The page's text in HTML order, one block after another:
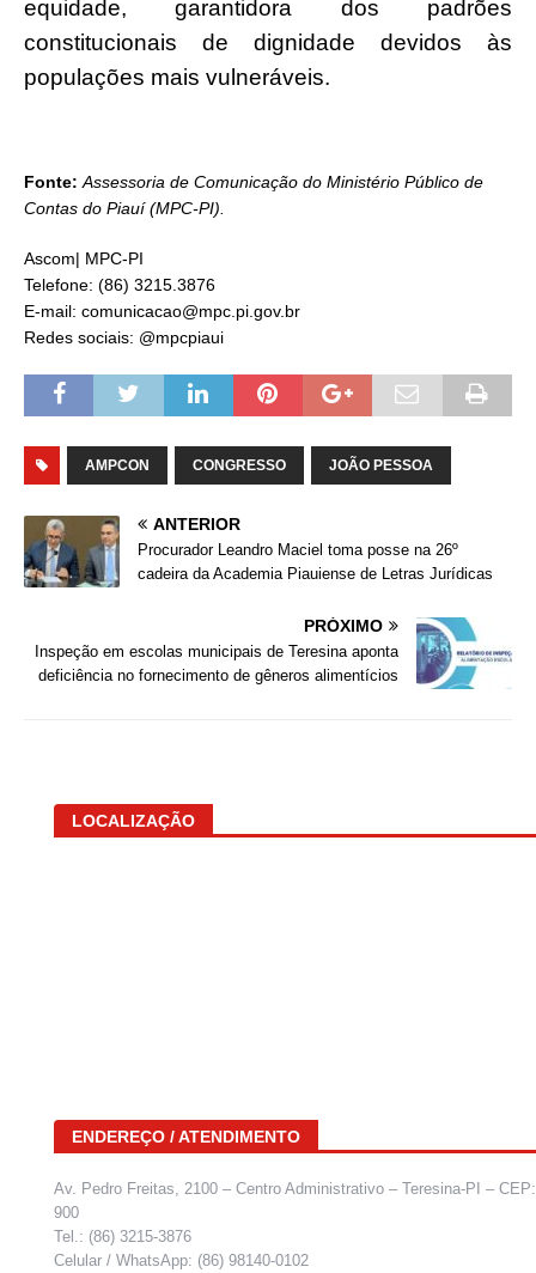
equidade, garantidora dos padrões
constitucionais de dignidade devidos às
populações mais vulneráveis.
Fonte: Assessoria de Comunicação do Ministério Público de
Contas do Piauí (MPC-PI).
Ascom| MPC-PI
Telefone: (86) 3215.3876
E-mail: comunicacao@mpc.pi.gov.br
Redes sociais: @mpcpiaui
AMPCON CONGRESSO JOÃO PESSOA
ANTERIOR
Procurador Leandro Maciel toma posse na 26º
cadeira da Academia Piauiense de Letras Jurídicas
PRÓXIMO
Inspeção em escolas municipais de Teresina aponta
deficiência no fornecimento de gêneros alimentícios
LOCALIZAÇÃO
ENDEREÇO / ATENDIMENTO
Av. Pedro Freitas, 2100 – Centro Administrativo – Teresina-PI –
900
Tel.: (86) 3215-3876
Celular / WhatsApp: (86) 98140-0102